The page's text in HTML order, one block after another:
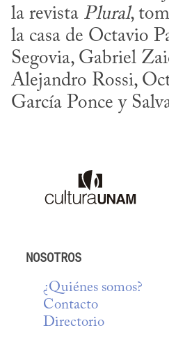
la revista Plural,
la casa de Octavio
Segovia, Gabriel
Alejandro Rossi,
García Ponce y
NOSOTROS
¿Quiénes somos?
Contacto
Directorio